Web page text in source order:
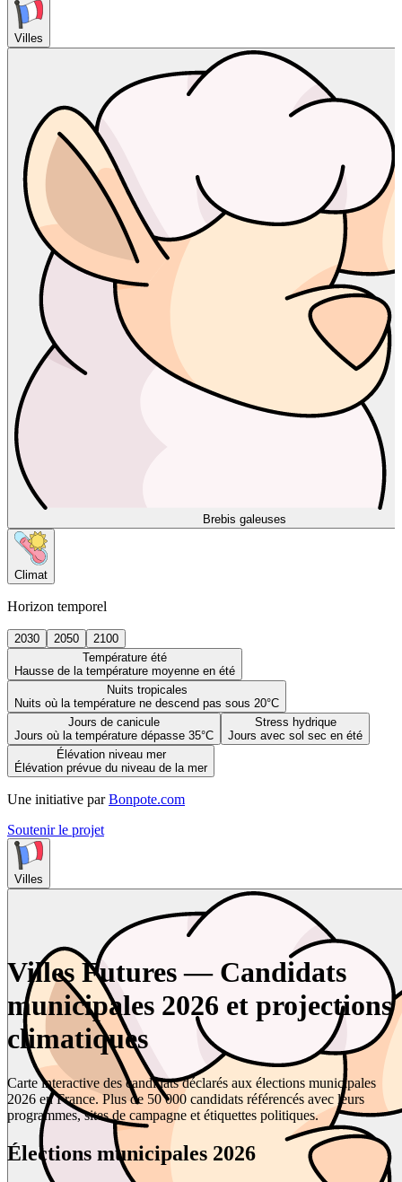
Villes
Brebis galeuses
Climat
Horizon temporel
2030 2050
2100
Température été
Hausse de la température moyenne en été
Nuits tropicales
Nuits où la température ne descend pas sous 20°C
Jours de canicule
Jours où la température dépasse 35°C
Stress hydrique
Jours avec sol sec en été
Élévation niveau mer
Élévation prévue du niveau de la mer
Une initiative par Bonpote.com
Soutenir le projet
Villes
Villes Futures — Candidats
municipales 2026 et projections
climatiques
Carte interactive des candidats déclarés aux élections municipales
2026 en France. Plus de 50 000 candidats référencés avec leurs
programmes, sites de campagne et étiquettes politiques.
Élections municipales 2026